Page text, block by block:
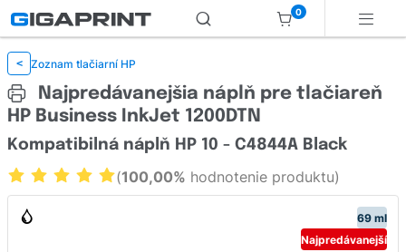
0
< Zoznam tlačiarní HP
Najpredávanejšia náplň pre tlačiareň
HP Business InkJet 1200DTN
69 ml
Najpredávanejší
Kompatibilná náplň HP 10 - C4844A Black
(100,00% hodnotenie produktu)